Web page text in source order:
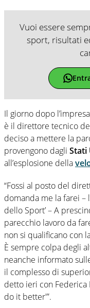
Vuoi essere
sport, risultati
Il giorno dopo
è il direttore tecnico
deciso a mettere la
provengono dagli Stati
all’esplosione della
“Fossi al posto del
domanda me la farei –
dello Sport’ – A
parecchio lavoro da
non si qualificano con
È sempre colpa degli
neanche informato
il complesso di
detto ieri con Federica
do it better'”.